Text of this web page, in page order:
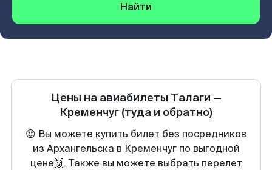
Найти
Цены на авиабилеты Талаги —
Кременчуг (туда и обратно)
😍 Вы можете купить билет без посредников
из Архангельска в Кременчуг по выгодной
цене🙌. Также вы можете выбрать перелет